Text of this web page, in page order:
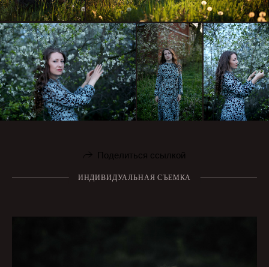
Поделиться ссылкой
ИНДИВИДУАЛЬНАЯ СЪЕМКА